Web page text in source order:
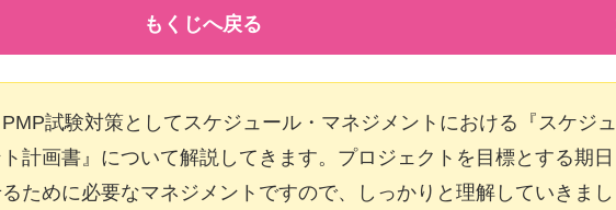
もくじへ戻る
試験対策としてスケジュール・マネジメントにおける『スケジュ
計画書』について解説してきます。プロジェクトを目標とする期日
ために必要なマネジメントですので、しっかりと理解していきまし